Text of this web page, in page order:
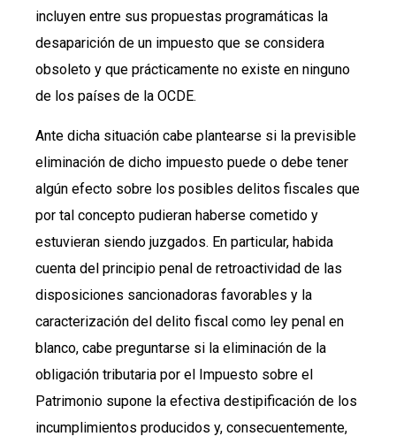
incluyen entre sus propuestas programáticas la
desaparición de un impuesto que se considera
obsoleto y que prácticamente no existe en ninguno
de los países de la OCDE.
Ante dicha situación cabe plantearse si la previsible
eliminación de dicho impuesto puede o debe tener
algún efecto sobre los posibles delitos fiscales que
por tal concepto pudieran haberse cometido y
estuvieran siendo juzgados. En particular, habida
cuenta del principio penal de retroactividad de las
disposiciones sancionadoras favorables y la
caracterización del delito fiscal como ley penal en
blanco, cabe preguntarse si la eliminación de la
obligación tributaria por el Impuesto sobre el
Patrimonio supone la efectiva destipificación de los
incumplimientos producidos y, consecuentemente,